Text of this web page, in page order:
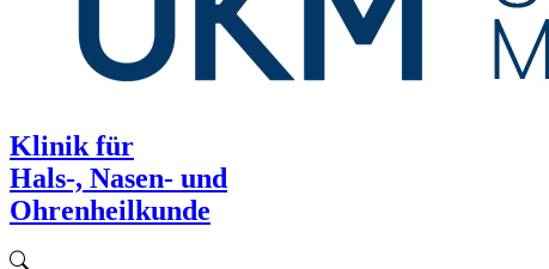
Klinik für
Hals-, Nasen- und
Ohrenheilkunde